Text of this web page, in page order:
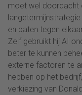
moet wel doordacht
langetermijnstrategie
en baten tegen
Zelf gebruikt hij AI
beter te kunnen
externe factoren te
hebben op het
verkiezing van